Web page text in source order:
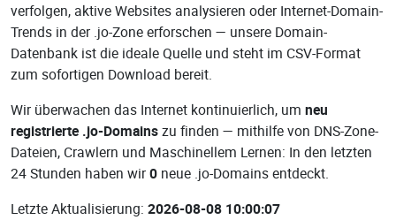
verfolgen, aktive Websites analysieren oder Internet-Domain-
Trends in der .jo-Zone erforschen — unsere Domain-
Datenbank ist die ideale Quelle und steht im CSV-Format
zum sofortigen Download bereit.
Wir überwachen das Internet kontinuierlich, um neu
registrierte .jo-Domainszu finden — mithilfe von DNS-Zone-
Dateien, Crawlern und Maschinellem Lernen: In den letzten
24 Stunden haben wir0 neue .jo-Domains entdeckt.
Letzte Aktualisierung: 2026-08-08 10:00:07